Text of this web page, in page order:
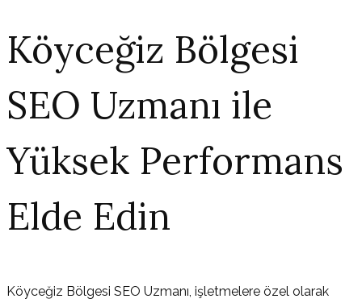
Köyceğiz Bölgesi
SEO Uzmanı ile
Yüksek Performans
Elde Edin
Köyceğiz Bölgesi SEO Uzmanı, işletmelere özel olarak